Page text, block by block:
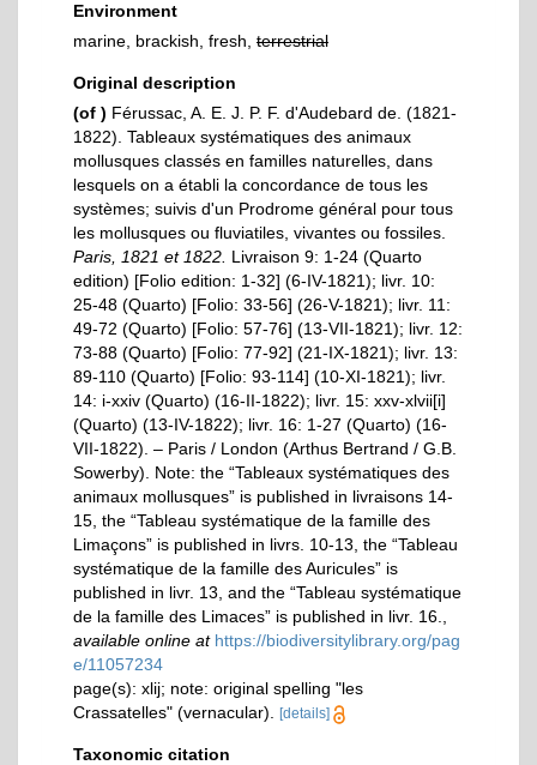
Environment
marine, brackish, fresh, terrestrial
Original description
(of ) Férussac, A. E. J. P. F. d'Audebard de. (1821-
1822). Tableaux systématiques des animaux
mollusques classés en familles naturelles, dans
lesquels on a établi la concordance de tous les
systèmes; suivis d'un Prodrome général pour tous
les mollusques ou fluviatiles, vivantes ou fossiles.
Paris, 1821 et 1822. Livraison 9: 1-24 (Quarto
edition) [Folio edition: 1-32] (6-IV-1821); livr. 10:
25-48 (Quarto) [Folio: 33-56] (26-V-1821); livr. 11:
49-72 (Quarto) [Folio: 57-76] (13-VII-1821); livr. 12:
73-88 (Quarto) [Folio: 77-92] (21-IX-1821); livr. 13:
89-110 (Quarto) [Folio: 93-114] (10-XI-1821); livr.
14: i-xxiv (Quarto) (16-II-1822); livr. 15: xxv-xlvii[i]
(Quarto) (13-IV-1822); livr. 16: 1-27 (Quarto) (16-
VII-1822). – Paris / London (Arthus Bertrand / G.B.
Sowerby). Note: the “Tableaux systématiques des
animaux mollusques” is published in livraisons 14-
15, the “Tableau systématique de la famille des
Limaçons” is published in livrs. 10-13, the “Tableau
systématique de la famille des Auricules” is
published in livr. 13, and the “Tableau systématique
de la famille des Limaces” is published in livr. 16.
available online at https://biodiversitylibrary.org/pag
e/11057234
page(s): xlij; note: original spelling "les
Crassatelles" (vernacular).
[details]
Taxonomic citation